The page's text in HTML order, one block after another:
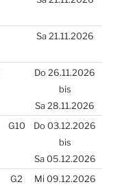
Sa 21.11.2026
Do 26.11.2026
bis
Sa 28.11.2026
G10
Do 03.12.2026
bis
Sa 05.12.2026
G2
Mi 09.12.2026